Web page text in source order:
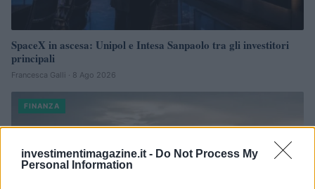
investimentimagazine.it - Do Not Process My
Personal Information
SpaceX in ascesa: Unipol e Intesa Sanpaolo tra gli investitori
principali
Francesca Galli · 8 Ago 2026
FINANZA